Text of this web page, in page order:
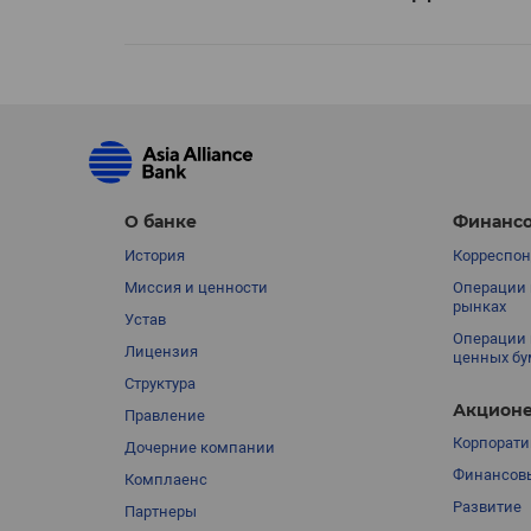
О банке
История
Миссия и ценности
Устав
Лицензия
Структура
Правление
Дочерние компании
Комплаенс
Партнеры
Операции
рынках
Операции
ценных
Развитие